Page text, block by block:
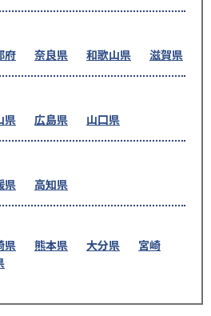
府 奈良県 和歌山県 滋賀県
県 広島県 山口県
県 高知県
県 熊本県 大分県
宮崎